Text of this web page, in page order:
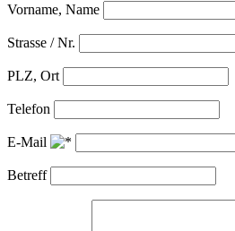
Vorname, Name
Strasse / Nr.
PLZ, Ort
Telefon
E-Mail
Betreff